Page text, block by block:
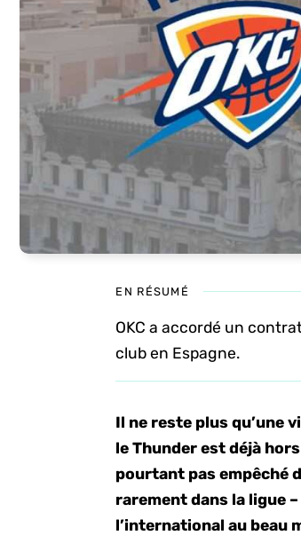
EN RÉSUMÉ
OKC a accordé un
club en Espagne.
Il ne reste plus qu’une
le Thunder est déjà
pourtant pas empêché
rarement dans la ligue –
l’international au beau